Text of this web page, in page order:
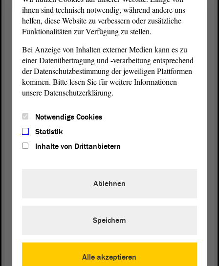
Großveranstaltungen mit Hunderttausenden Teilnehmern
versprochen.
Gürth: „Wahlkampf nötigte uns alles ab“
Der relativ kurze Wahlkampf von sieben Wochen, die Wahl war
vom ursprünglichen Termin 6. Mai wegen der schlechten
wirtschaftlichen und politischen Lage auf den 18. März vorgezogen
wurden, ist auch Gürth in bester Erinnerung. Der damals 28-jährige
Lehrfacharbeiter hatte im Frühjahr 1989 eine Stelle in der CDU-
Geschäftsstelle Aschersleben angetreten und hielt seine ersten
öffentlichen Reden „mit schlotternden Knien“ auf Treffen der
Bürgerrechtler im Herbst in der Stephanikirche. „Damals habe ich
die Leute aufgefordert, hier zu bleiben und für Veränderungen zu
sorgen.“
ihnen sind technisch notwendig, während andere uns
helfen, diese Website zu verbessern oder zusätzliche
Funktionalitäten zur Verfügung zu stellen.
Bei Anzeige von Inhalten externer Medien kann es zu
einer Datenübertragung und -verarbeitung entsprechend
der Datenschutzbestimmung der jeweiligen Plattformen
kommen. Bitte lesen Sie für weitere Informationen
unsere Datenschutzerklärung.
Notwendige Cookies
Statistik
Inhalte von Drittanbietern
Alle akzeptieren
Ablehnen
Speichern